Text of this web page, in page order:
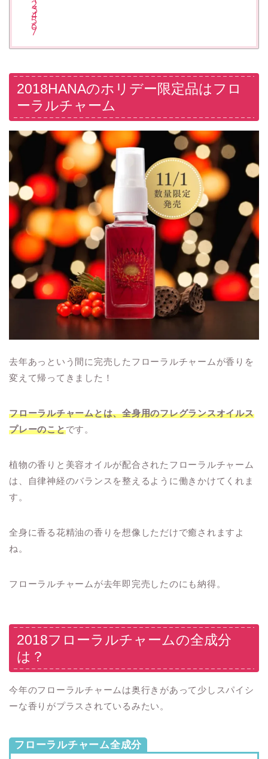
2018HANAのホリデー限定品はフロ
ーラルチャーム
去年あっという間に完売したフローラルチャームが香りを
変えて帰ってきました！
フローラルチャームとは、全身用のフレグランスオイルス
プレーのことです。
植物の香りと美容オイルが配合されたフローラルチャーム
は、自律神経のバランスを整えるように働きかけてくれま
す。
全身に香る花精油の香りを想像しただけで癒されますよ
ね。
フローラルチャームが去年即完売したのにも納得。
2018フローラルチャームの全成分
は？
今年のフローラルチャームは奥行きがあって少しスパイシ
ーな香りがプラスされているみたい。
フローラルチャーム全成分